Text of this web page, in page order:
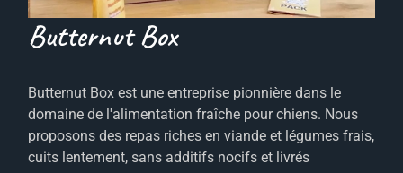
Butternut Box
Butternut Box est une entreprise pionnière dans le
domaine de l'alimentation fraîche pour chiens. Nous
proposons des repas riches en viande et légumes frais,
cuits lentement, sans additifs nocifs et livrés